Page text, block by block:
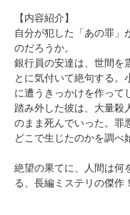
【内容紹介】
自分が犯した「あの罪」
のだろうか。
銀行員の安達は、世間を
とに気付いて絶句する。
に遭うきっかけを作って
踏み外した彼は、大量殺
のまま死んでいった。罪
どこで生じたのかを調べ
絶望の果てに、人間は何
る、長編ミステリの傑作！